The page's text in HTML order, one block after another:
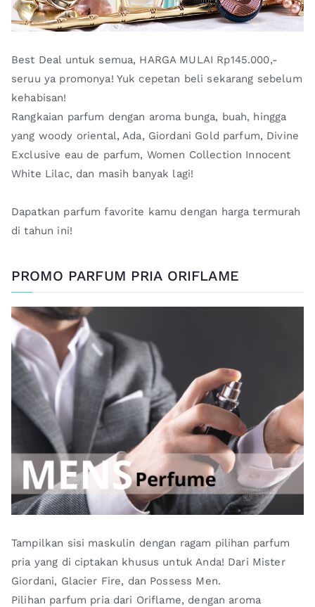
Best Deal untuk semua, HARGA MULAI Rp145.000,-
seruu ya promonya! Yuk cepetan beli sekarang sebelum
kehabisan!
Rangkaian parfum dengan aroma bunga, buah, hingga
yang woody oriental, Ada, Giordani Gold parfum, Divine
Exclusive eau de parfum, Women Collection Innocent
White Lilac, dan masih banyak lagi!
Dapatkan parfum favorite kamu dengan harga termurah
di tahun ini!
PROMO PARFUM PRIA ORIFLAME
Tampilkan sisi maskulin dengan ragam pilihan parfum
pria yang di ciptakan khusus untuk Anda! Dari Mister
Giordani, Glacier Fire, dan Possess Men.
Pilihan parfum pria dari Oriflame, dengan aroma